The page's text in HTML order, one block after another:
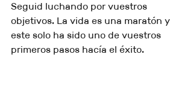
Seguid luchando por vuestros
objetivos. La vida es una maratón y
este solo ha sido uno de vuestros
primeros pasos hacía el éxito.